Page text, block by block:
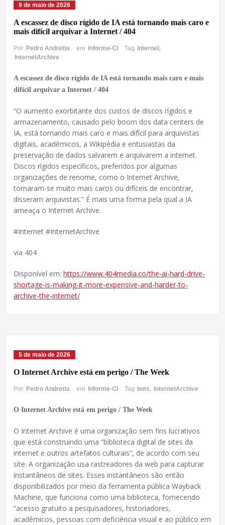
9 de maio de 2026
A escassez de disco rígido de IA está tornando mais caro e
mais difícil arquivar a Internet / 404
Por Pedro Andretta em Informe-CI Tag Internet,
InternetArchive
A escassez de disco rígido de IA está tornando mais caro e mais
difícil arquivar a Internet / 404
“O aumento exorbitante dos custos de discos rígidos e
armazenamento, causado pelo boom dos data centers de
IA, está tornando mais caro e mais difícil para arquivistas
digitais, acadêmicos, a Wikipédia e entusiastas da
preservação de dados salvarem e arquivarem a internet.
Discos rígidos específicos, preferidos por algumas
organizações de renome, como o Internet Archive,
tornaram-se muito mais caros ou difíceis de encontrar,
disseram arquivistas.” É mais uma forma pela qual a IA
ameaça o Internet Archive.
#Internet #InternetArchive
via 404
Disponível em: https://www.404media.co/the-ai-hard-drive-
shortage-is-making-it-more-expensive-and-harder-to-
archive-the-internet/
5 de maio de 2026
O Internet Archive está em perigo / The Week
Por Pedro Andretta em Informe-CI Tag bots, InternetArchive
O Internet Archive está em perigo / The Week
O Internet Archive é uma organização sem fins lucrativos
que está construindo uma “biblioteca digital de sites da
internet e outros artefatos culturais”, de acordo com seu
site. A organização usa rastreadores da web para capturar
instantâneos de sites. Esses instantâneos são então
disponibilizados por meio da ferramenta pública Wayback
Machine, que funciona como uma biblioteca, fornecendo
“acesso gratuito a pesquisadores, historiadores,
acadêmicos, pessoas com deficiência visual e ao público em